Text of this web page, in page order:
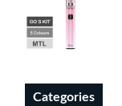
Categories